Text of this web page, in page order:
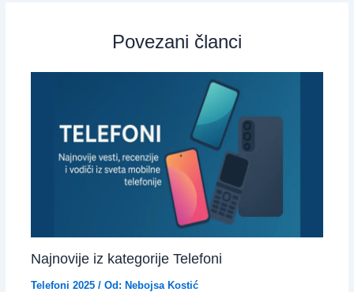
Povezani članci
Najnovije iz kategorije Telefoni
Telefoni 2025/ Od: Nebojsa Kostić